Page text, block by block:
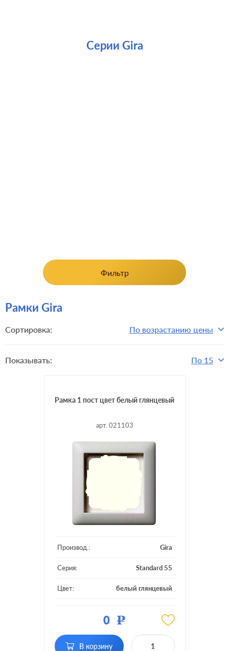
Серии Gira
Фильтр
Рамки Gira
Сортировка: По возрастанию цены
Показывать: По 15
Рамка 1 пост цвет белый глянцевый
арт. 021103
Производ.: Gira
Серия: Standard 55
Цвет: белый глянцевый
0 Р
В корзину